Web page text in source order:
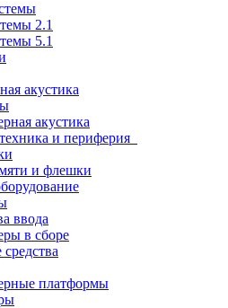
2.1
5.1
акустика
акустика
и периферия
и флешки
ввода
в сборе
платформы